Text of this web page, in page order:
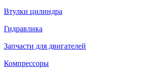
Втулки цилиндра
Гидравлика
Запчасти для двигателей
Компрессоры